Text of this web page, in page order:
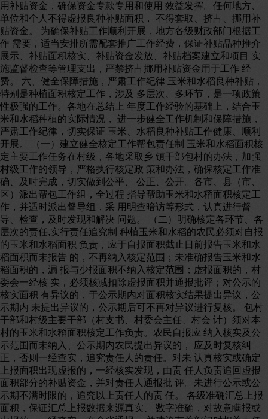
用补贴资金，确保资金专款专用和使用 效益发挥。任何地方、
单位和个人不得虚报良种补贴面积， 不得套取、挤占、挪用补
贴资金。 为确保补贴工作顺利开展，地方各级财政部门根据工
作 需要，适当安排所需配套推广工作经费，保证补贴品种推介
展示、补贴面积核实、补贴资金发放、补贴档案建立和项目 实
施监督检查等管理支出，严禁挤占挪用补贴资金用于工作 经
费。 六、健全保障措施，严肃工作纪律 玉米和水稻良种补贴，
特别是种植面积核定工作，涉及 多层次、多环节，是一项政策
性极强的工作。各地在总结上 年度工作经验的基础上，结合玉
米和水稻种植的实际情况， 进一步健全工作机制和保障措施，
严肃工作纪律，切实保证 玉米、水稻良种补贴工作健康、顺利
开展。 （一）建立健全核定工作帮包责任制 玉米和水稻面积核
定主要工作任务在村级，各地采取乡 镇干部包村的办法，加强
村级工作的领导，严格执行核定政 策和办法，确保核定工作准
确、及时完成，切实做到公平、 公正、公开。各市、县（市、
区）派出帮包工作组，全过程 指导帮助玉米和水稻面积核定工
作，并适时派出督导组，采 用明查暗访等形式，认真进行督
导、检查，及时发现和解决 问题。 （二）明确核定各环节、各
层次的责任,实行责任追究制 种植玉米和水稻的农民必须对自报
的玉米和水稻面积 负责，应于自报面积截止日前报告玉米和水
稻面积而未报告 的，不再纳入核定范围；未准确报告玉米和水
稻面积的，漏 报与少报面积不纳入核定范围；虚报面积的，村
委会一经核 实，必须核减扣除虚报面积并通报批评；对公示的
核实面积 有异议的，于公示期内对面积核实结果提出异议，公
示期内 未提出异议的，公示期后可不再对异议进行复核。 包村
干部和村级主要干部（村支书、村委会主任、村会 计）须对本
村的玉米和水稻面积核定工作负责。农民自报应 纳入核实及公
示范围而未纳入、公示期内农民提出异议的， 应及时复核纠
正，否则一经查实，追究责任人的责任。对未 认真核实或确定
上报面积出现虚报的，一经核实发现，由责 任人负责追回虚报
面积部分的补贴资金，并对责任人通报批 评。未进行公示或公
示期不满时限的，追究以上责任人的责 任。 各级准确汇总上报
面积，保证汇总上报数据来源真实、 数字准确，对故意瞒报或